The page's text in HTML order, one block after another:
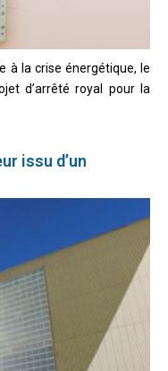
à la crise énergétique, le
d’arrêté royal pour la
issu d’un